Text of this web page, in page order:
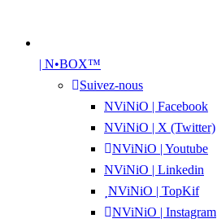
| N•BOX™
Suivez-nous
NViNiO | Facebook
NViNiO | X (Twitter)
NViNiO | Youtube
NViNiO | Linkedin
NViNiO | TopKif
NViNiO | Instagram